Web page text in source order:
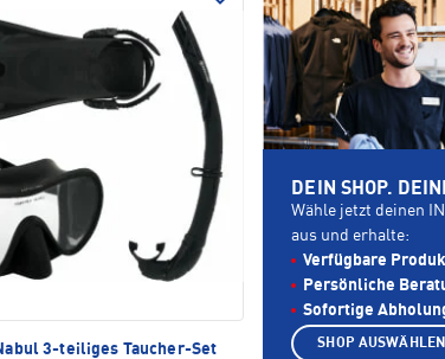
3-teiliges Taucher-Set
DEIN SHOP.
Wähle jetzt deinen
aus und erhalte:
Verfügbare
Persönliche
Sofortige